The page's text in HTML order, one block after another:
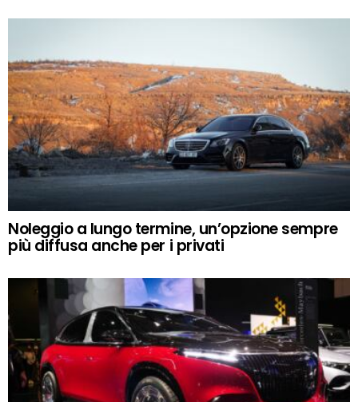
Noleggio a lungo termine, un’opzione sempre
più diffusa anche per i privati